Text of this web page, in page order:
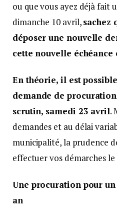
ou que vous ayez déjà fait
dimanche 10 avril,sachez
déposer une nouvelle
cette nouvelle
En théorie, il est
demande de
scrutin, samedi 23 avril.
demandes et au délai
municipalité, la prudence
effectuer vos démarches
Une procuration pour
an